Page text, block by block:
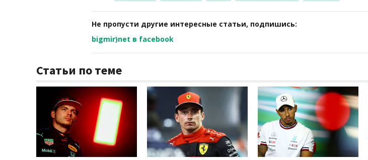
Не пропусти другие интересные статьи, подпишись:
bigmir)net в facebook
Статьи по теме